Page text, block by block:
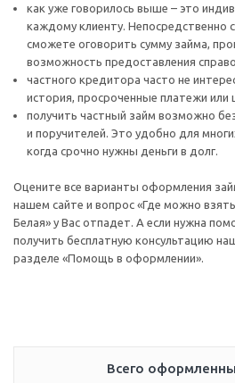
как уже говорилось выше – это
каждому клиенту. Непосредственно
сможете оговорить сумму займа,
возможность предоставления
частного кредитора часто не
история, просроченные платежи
получить частный займ возможно
и поручителей. Это удобно для
когда срочно нужны деньги в долг.
Оцените все варианты оформления
нашем сайте и вопрос «Где можно
Белая» у Вас отпадет. А если нужна
получить бесплатную консультацию
разделе «Помощь в оформлении».
Всего